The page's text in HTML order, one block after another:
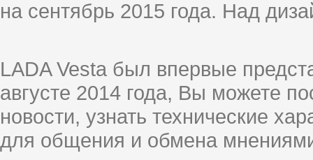
на сентябрь 2015 года. Над
LADA Vesta был впервые
августе 2014 года, Вы можете
новости, узнать технические
для общения и обмена